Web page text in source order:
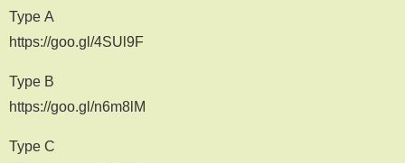
Type A
https://goo.gl/4SUl9F
Type B
https://goo.gl/n6m8lM
Type C